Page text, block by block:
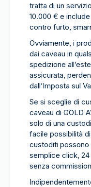
tratta di un
10.000 € e
contro furto,
Ovviamente, i
dai caveau in
spedizione
assicurata,
dall’Imposta sul
Se si sceglie di
caveau di GOLD
solo di una
facile possibilità
custoditi possono
semplice click, 24
senza